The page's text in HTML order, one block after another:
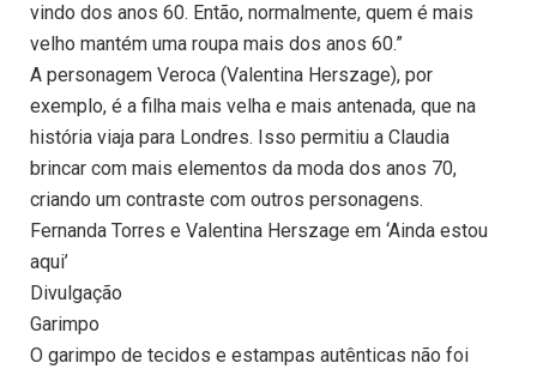
vindo dos anos 60. Então, normalmente, quem é mais
velho mantém uma roupa mais dos anos 60.”
A personagem Veroca (Valentina Herszage), por
exemplo, é a filha mais velha e mais antenada, que na
história viaja para Londres. Isso permitiu a Claudia
brincar com mais elementos da moda dos anos 70,
criando um contraste com outros personagens.
Fernanda Torres e Valentina Herszage em ‘Ainda estou
aqui’
Divulgação
Garimpo
O garimpo de tecidos e estampas autênticas não foi